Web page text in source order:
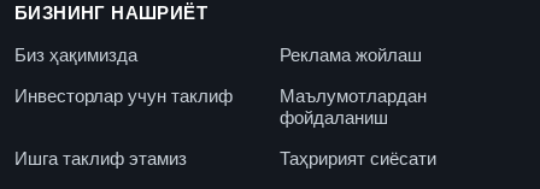
БИЗНИНГ НАШРИЁТ
Биз ҳақимизда
Реклама жойлаш
Инвесторлар учун таклиф
Маълумотлардан
фойдаланиш
Ишга таклиф этамиз
Таҳририят сиёсати